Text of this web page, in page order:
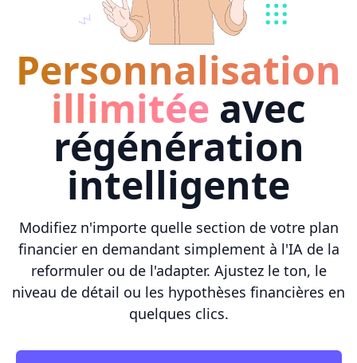
Personnalisation
illimitée avec
régénération
intelligente
Modifiez n'importe quelle section de votre plan
financier en demandant simplement à l'IA de la
reformuler ou de l'adapter. Ajustez le ton, le
niveau de détail ou les hypothèses financières en
quelques clics.